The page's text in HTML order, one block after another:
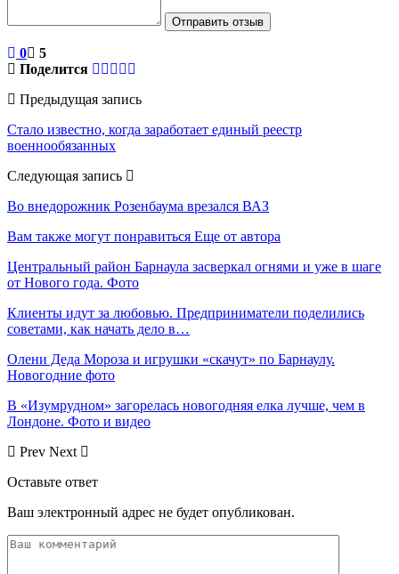
Отправить отзыв
0
5
Поделится
Предыдущая запись
Стало известно, когда заработает единый реестр
военнообязанных
Следующая запись
Во внедорожник Розенбаума врезался ВАЗ
Вам также могут понравиться Еще от автора
Центральный район Барнаула засверкал огнями и уже в шаге
от Нового года. Фото
Клиенты идут за любовью. Предприниматели поделились
советами, как начать дело в…
Олени Деда Мороза и игрушки «скачут» по Барнаулу.
Новогодние фото
В «Изумрудном» загорелась новогодняя елка лучше, чем в
Лондоне. Фото и видео
Prev Next
Оставьте ответ
Ваш электронный адрес не будет опубликован.